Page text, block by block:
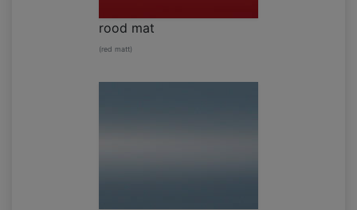
rood mat
(red matt)